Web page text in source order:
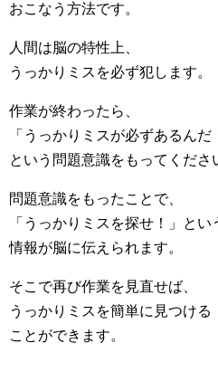
おこなう方法です。
人間は脳の特性上、
うっかりミスを必ず犯します。
作業が終わったら、
「うっかりミスが必ずあるんだ
という問題意識をもってくださ
問題意識をもったことで、
「うっかりミスを探せ！」とい
情報が脳に伝えられます。
そこで再び作業を見直せば、
うっかりミスを簡単に見つける
ことができます。